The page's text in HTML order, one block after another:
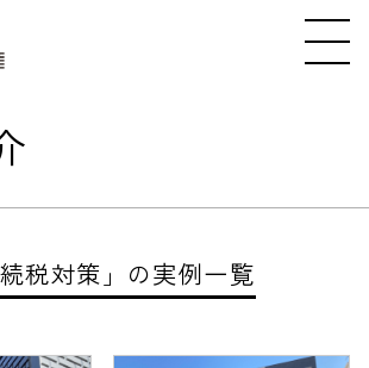
続税対策」の実例一覧